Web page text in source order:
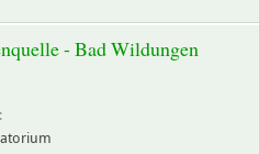
- Bad Wildungen